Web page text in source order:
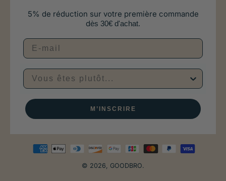
5% de réduction sur votre première commande
dès 30€ d'achat.
Vous êtes plutôt...
M’INSCRIRE
© 2026, GOODBRO.